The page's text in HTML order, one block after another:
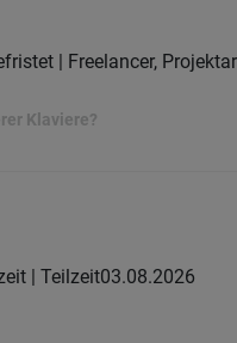
| Freelancer,
Klaviere?
| Teilzeit03.08.2026